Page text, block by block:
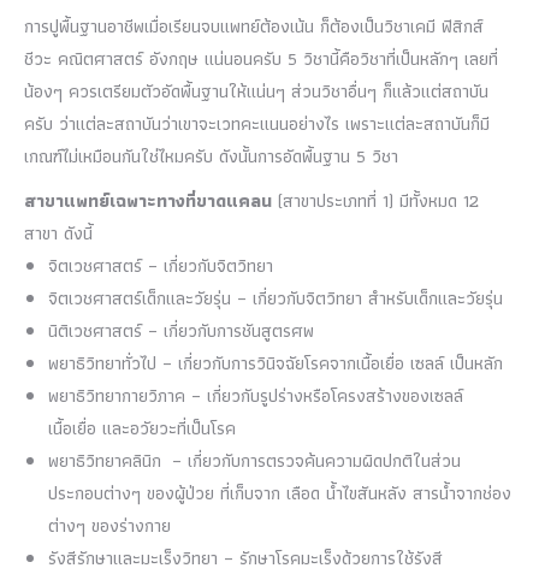
การปูพื้นฐานอาชีพเมื่อเรียนจบแพทย์ต้องเน้น ก็ต้องเป็นวิชาเคมี ฟิสิกส์
ชีวะ คณิตศาสตร์ อังกฤษ แน่นอนครับ 5 วิชานี้คือวิชาที่เป็นหลักๆ เลยที่
น้องๆ ควรเตรียมตัวอัดพื้นฐานให้แน่นๆ ส่วนวิชาอื่นๆ ก็แล้วแต่สถาบัน
ครับ ว่าแต่ละสถาบันว่าเขาจะเวทคะแนนอย่างไร เพราะแต่ละสถาบันก็มี
เกณฑ์ไม่เหมือนกันใช่ไหมครับ ดังนั้นการอัดพื้นฐาน 5 วิชา
สาขาแพทย์เฉพาะทางที่ขาดแคลน (สาขาประเภทที่ 1) มีทั้งหมด 12
สาขา ดังนี้
จิตเวชศาสตร์ – เกี่ยวกับจิตวิทยา
จิตเวชศาสตร์เด็กและวัยรุ่น – เกี่ยวกับจิตวิทยา สำหรับเด็กและวัยรุ่น
นิติเวชศาสตร์ – เกี่ยวกับการชันสูตรศพ
พยาธิวิทยาทั่วไป – เกี่ยวกับการวินิจฉัยโรคจากเนื้อเยื่อ เซลล์ เป็นหลัก
พยาธิวิทยากายวิภาค – เกี่ยวกับรูปร่างหรือโครงสร้างของเซลล์
เนื้อเยื่อ และอวัยวะที่เป็นโรค
พยาธิวิทยาคลินิก – เกี่ยวกับการตรวจค้นความผิดปกติในส่วน
ประกอบต่างๆ ของผู้ป่วย ที่เก็บจาก เลือด น้ำไขสันหลัง สารน้ำจากช่อง
ต่างๆ ของร่างกาย
รังสีรักษาและมะเร็งวิทยา – รักษาโรคมะเร็งด้วยการใช้รังสี